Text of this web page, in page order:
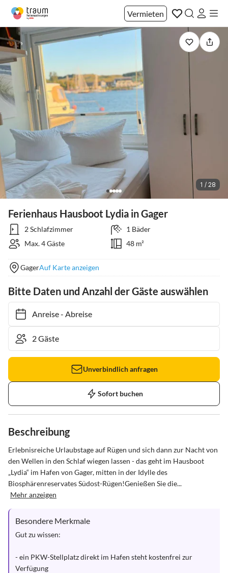
Vermieten
1 / 28
Ferienhaus Hausboot Lydia in Gager
2 Schlafzimmer
1 Bäder
Max. 4 Gäste
48 m²
GagerAuf Karte anzeigen
Bitte Daten und Anzahl der Gäste auswählen
Anreise- Abreise
Unverbindlich anfragen
Sofort buchen
Beschreibung
Erlebnisreiche Urlaubstage auf Rügen und sich dann zur Nacht von
den Wellen in den Schlaf wiegen lassen - das geht im Hausboot
„Lydia“ im Hafen von Gager, mitten in der Idylle des
Biosphärenreservates Südost-Rügen!Genießen Sie die...
Mehr anzeigen
Besondere Merkmale
Gut zu wissen:
- ein PKW-Stellplatz direkt im Hafen steht kostenfrei zur
Verfügung